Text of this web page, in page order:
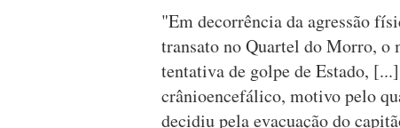
"Em decorrência da agressão
transato no Quartel do Morro, o
tentativa de golpe de Estado,
crânioencefálico, motivo pelo
decidiu pela evacuação do